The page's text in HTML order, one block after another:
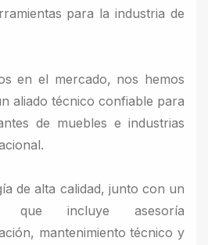
para la industria de
en el mercado, nos hemos
aliado técnico confiable para
de muebles e industrias
de alta calidad, junto con un
que incluye asesoría
mantenimiento técnico y